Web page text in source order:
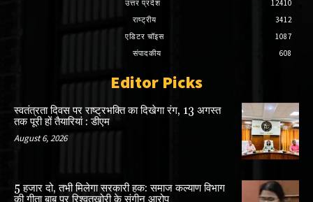
उत्तर प्रदेश
12410
राष्ट्रीय
3412
एडिटर चॉइस
1087
संपादकीय
608
Editor Picks
स्वतंत्रता दिवस पर राष्ट्रभक्ति का दिखेगा रंग, 13 अगस्त
तक पूरी हों तैयारियां : डीएम
August 6, 2026
5 हजार दो, तभी मिलेगा सरकारी हक: समाज कल्याण विभाग